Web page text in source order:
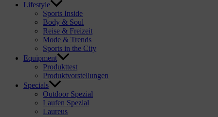
Lifestyle
Sports Inside
Body & Soul
Reise & Freizeit
Mode & Trends
Sports in the City
Equipment
Produkttest
Produktvorstellungen
Specials
Outdoor Spezial
Laufen Spezial
Laureus